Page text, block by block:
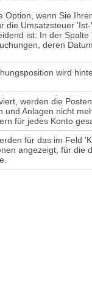
Option, wenn Sie
die Umsatzsteuer
ist: In der
deren
wird
werden die
und Anlagen nicht
für jedes Konto
für das im Feld
angezeigt, für die